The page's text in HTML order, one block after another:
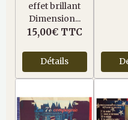
effet brillant
Dimension...
15,00€ TTC
Détails